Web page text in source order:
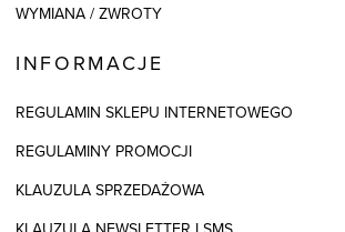
WYMIANA / ZWROTY
INFORMACJE
REGULAMIN SKLEPU INTERNETOWEGO
REGULAMINY PROMOCJI
KLAUZULA SPRZEDAŻOWA